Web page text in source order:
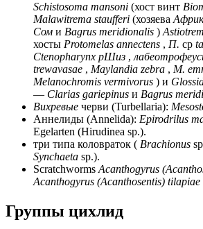
Schistosoma mansoni (хост винт
Malawitrema staufferi (хозяева
Сом и Bagrus meridionalis )
хосты Protomelas annectens , П. ср
Ctenopharynx рШиз ,
trewavasae , Maylandia zebra , M.
Melanochromis vermivorus ) и
— Clarias gariepinus и Bagrus
Вихревые черви (Turbellaria):
Аннелиды (Annelida): Epirodrilus
Egelarten (Hirudinea sp.).
три типа коловраток ( Brachionus
Synchaeta sp.).
Scratchworms Acanthogyrus
Acanthogyrus (Acanthosentis) tilapiae
Группы цихлид